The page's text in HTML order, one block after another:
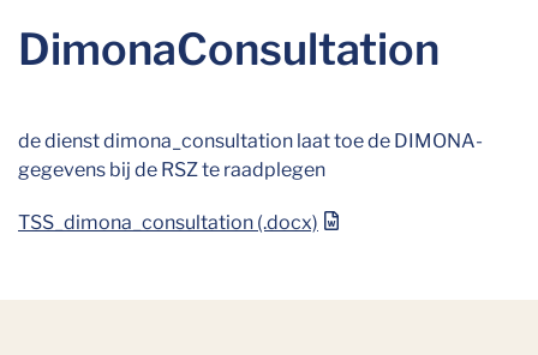
DimonaConsultation
de dienst dimona_consultation laat toe de DIMONA-
gegevens bij de RSZ te raadplegen
TSS_dimona_consultation (.docx)